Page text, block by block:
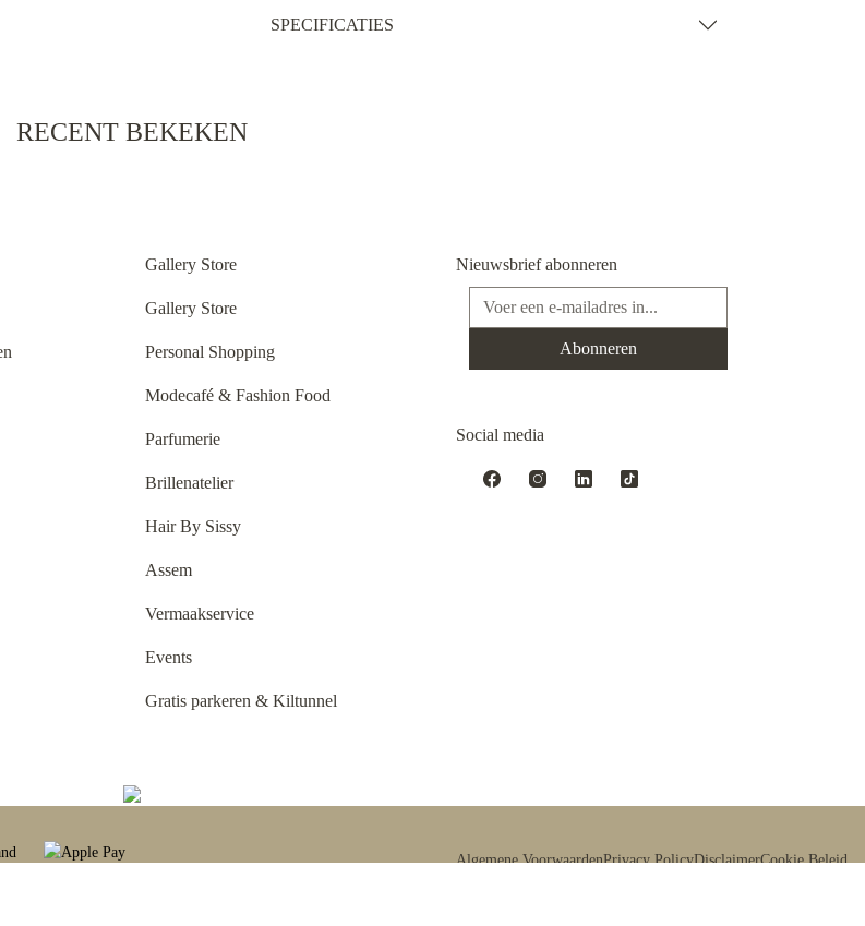
SPECIFICATIES
RECENT BEKEKEN
Gallery Store
Gallery Store
Personal Shopping
Modecafé & Fashion Food
Parfumerie
Brillenatelier
Hair By Sissy
Assem
Vermaakservice
Events
Gratis parkeren & Kiltunnel
Nieuwsbrief abonneren
E-mailadres*
Abonneren
Social media
Algemene VoorwaardenPrivacy PolicyDisclaimerCookie Beleid